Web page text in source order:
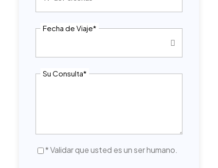
Fecha de Viaje*
Su Consulta*
* Validar que usted es un ser humano.